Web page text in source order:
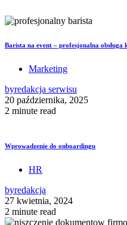
Barista na event – profesjonalna
Marketing
byredakcja serwisu
20 października, 2025
2 minute read
Wprowadzenie do onboardingu
HR
byredakcja
27 kwietnia, 2024
2 minute read